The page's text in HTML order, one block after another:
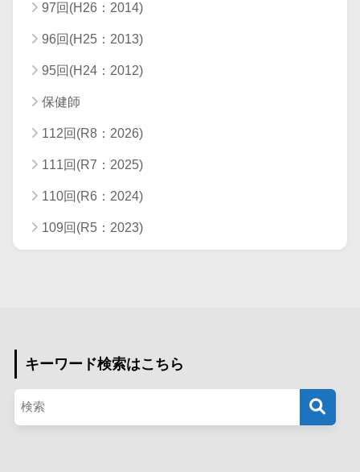
97回(H26：2014)
96回(H25：2013)
95回(H24：2012)
保健師
112回(R8：2026)
111回(R7：2025)
110回(R6：2024)
109回(R5：2023)
キーワード検索はこちら